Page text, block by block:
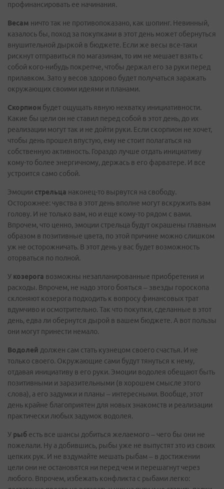
профинансировать ее начинания.
Весам ничто так не противопоказано, как шопинг. Невинный,
казалось бы, поход за покупками в этот день может обернуться
внушительной дыркой в бюджете. Если же весы все-таки
рискнут отправиться по магазинам, то им не мешает взять с
собой кого-нибудь покрепче, чтобы держал его за руки перед
прилавком. Зато у весов здорово будет получаться заражать
окружающих своими идеями и планами.
Скорпион будет ощущать явную нехватку инициативности.
Какие бы цели он не ставил перед собой в этот день, до их
реализации могут так и не дойти руки. Если скорпион не хочет,
чтобы день прошел впустую, ему не стоит полагаться на
собственную активность. Гораздо лучше отдать инициативу
кому-то более энергичному, держась в его фарватере. И все
устроится само собой.
Эмоции стрельца наконец-то вырвутся на свободу.
Осторожнее: чувства в этот день вполне могут вскружить вам
голову. И не только вам, но и еще кому-то рядом с вами.
Впрочем, что ценно, эмоции стрельца будут окрашены главным
образом в позитивные цвета, по этой причине можно слишком
уж не осторожничать. В этот день у вас будет возможность
оторваться по полной.
У козерога возможны незапланированные приобретения и
расходы. Впрочем, не надо этого бояться – звезды гороскопа
склоняют козерога подходить к вопросу финансовых трат
вдумчиво и осмотрительно. Так что покупки, сделанные в этот
день, едва ли обернутся дырой в вашем бюджете. А вот пользы
они могут принести немало.
Водолей должен сам стать кузнецом своего счастья. И не
только своего. Окружающие сами будут тянуться к нему,
отдавая инициативу в его руки. Эмоции водолея обещают быть
позитивными и заразительными (в хорошем смысле этого
слова), а его задумки и планы – интересными. Вообще, этот
день крайне благоприятен для новых знакомств и реализации
практически любых задумок водолея.
У рыб есть все шансы добиться желаемого – чего бы они не
пожелали. Ну а добившись, рыбы уже не выпустят это из своих
цепких рук. И не вздумайте мешать рыбам – в достижении
цели они не остановятся ни перед чем и перешагнут через
любого. Впрочем, избежать конфликта с рыбами легко: